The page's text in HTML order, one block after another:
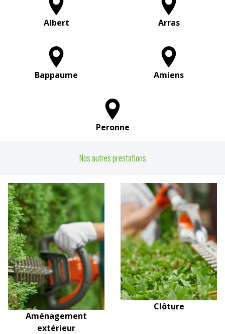
Albert Arras
Bappaume Amiens
Peronne
Nos autres prestations
Aménagement
extérieur
Clôture